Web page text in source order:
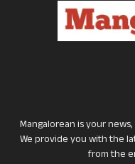
Mangalorean is your
We provide you with the
from the